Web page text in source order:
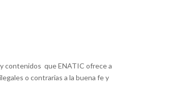
contenidos que ENATIC ofrece a
o contrarias a la buena fe y